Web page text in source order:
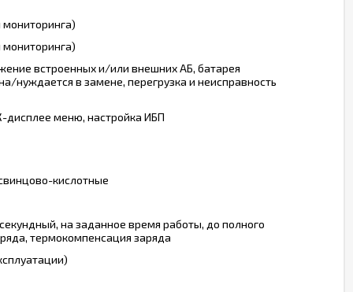
мониторинга)
мониторинга)
встроенных и/или внешних АБ, батарея
нуждается в замене, перегрузка и неисправность
меню, настройка ИБП
кислотные
на заданное время работы, до полного
термокомпенсация заряда